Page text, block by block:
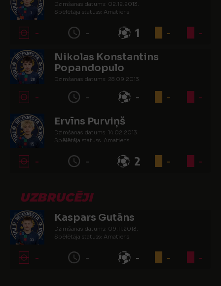
Dzimšanas datums: 02.12.2013.
Spēlētāja statuss: Amatieris
- - 1 - -
Nikolas Konstantins
Popandopulo
Dzimšanas datums: 28.09.2013.
- - - - -
Ervīns Purviņš
Dzimšanas datums: 14.02.2013.
Spēlētāja statuss: Amatieris
- - 2 - -
UZBRUCĒJI
Kaspars Gutāns
Dzimšanas datums: 09.11.2013.
Spēlētāja statuss: Amatieris
- - - - -